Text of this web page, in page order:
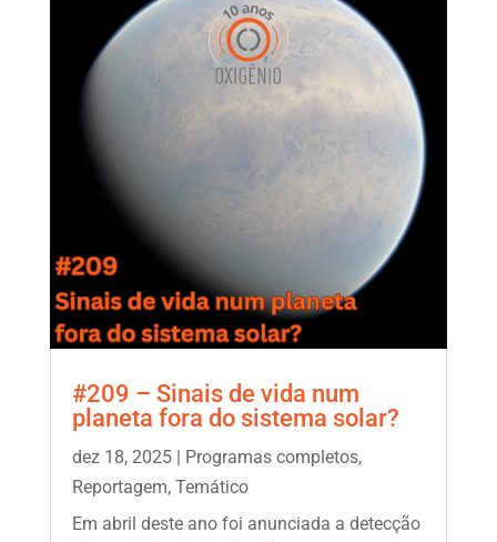
#209 – Sinais de vida num
planeta fora do sistema solar?
dez 18, 2025| Programas completos,
Reportagem, Temático
Em abril deste ano foi anunciada a detecção